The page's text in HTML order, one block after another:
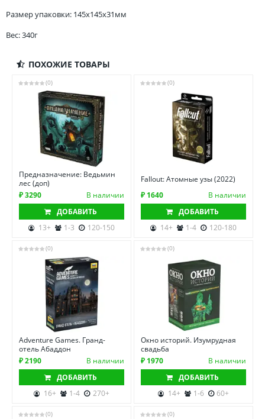
Размер упаковки: 145x145x31мм
Вес: 340г
ПОХОЖИЕ ТОВАРЫ
(0)
Предназначение: Ведьмин
лес (доп)
₽ 3290
В наличии
ДОБАВИТЬ
13+
1-3 120-150
(0)
Fallout: Атомные узы (2022)
₽ 1640
В наличии
ДОБАВИТЬ
14+
1-4 120-180
(0)
Adventure Games. Гранд-
отель Абаддон
₽ 2190
В наличии
ДОБАВИТЬ
16+
1-4 270+
(0)
Окно историй. Изумрудная
свадьба
₽ 1970
В наличии
ДОБАВИТЬ
14+
1-6 60+
(0) (0)